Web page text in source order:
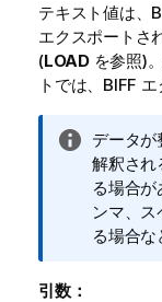
テキスト値は、
エクスポートさ
(LOADを参照)。
トでは、 BIFF エ
情
報
メ
モ
データが
解釈され
る場合
ンマ、
る場合な
引数：